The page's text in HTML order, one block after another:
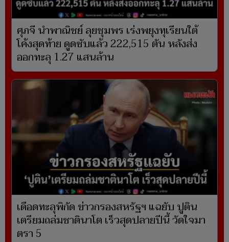
ศุภจี นำพาณิชย์ ลุยชุมพร เร่งพยุงทุเรียนใต้
โค้งสุดท้าย ดูดซับแล้ว 222,515 ตัน หลังส่ง
ออกทะลุ 1.27 แสนล้าน
เดือดทะลุพิกัด ข่าวกรองสหรัฐฯ แฉยับ ปูติน
เตรียมถล่มชาตินาโต เร็วสุดปลายปีนี้ วัดใจมา
ตรา 5